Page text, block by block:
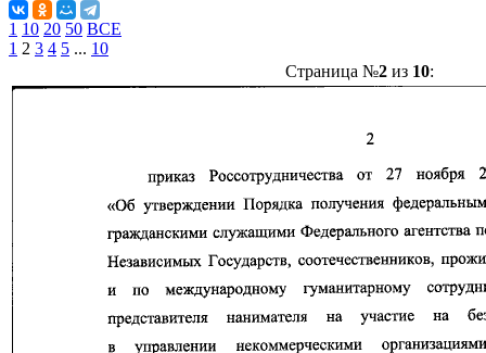
1 10 20 50 ВСЕ
1 2 3 4 5 ... 10
Страница №2из 10: